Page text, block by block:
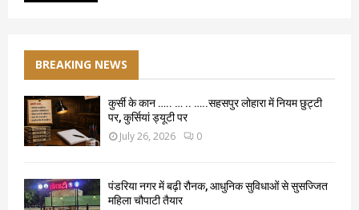
BREAKING NEWS
कुर्सी के कान ….. … .. …..सहसपुर लोहारा में नियम छुट्टी
पर, कुर्सियां ड्यूटी पर
July 26, 2026 0
पंडरिया नगर में बढ़ी रौनक, आधुनिक सुविधाओं से सुसज्जित
महिला चौपाटी तैयार